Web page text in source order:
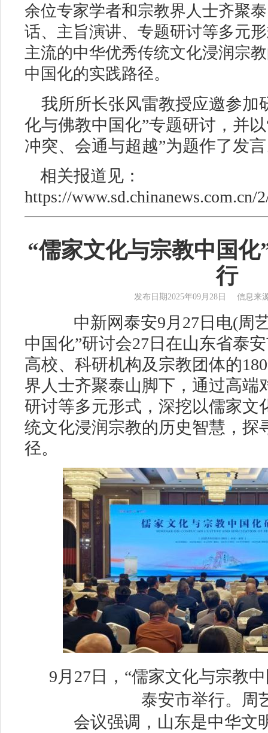
余位专家学者和宗教界人士齐聚
话、主旨演讲、专题研讨等多元
主流的中华优秀传统文化浸润宗
中国化的实践路径。
我所所长张风雷教授应邀参加
化与佛教中国化”专题研讨，并
冲突、会通与超越”为题作了发
相关报道见：
https://www.sd.chinanews.com.cn/
“儒家文化与宗教中国
行
发布日期2025年09月28日 信息来
中新网泰安9月27日电(周
中国化”研讨会27日在山东省泰
高校、科研机构及宗教团体的
界人士齐聚泰山脚下，通过高端
研讨等多元形式，深挖以儒家文
统文化浸润宗教的历史智慧，探
径。
9月27日，“儒家文化与宗教
泰安市举行。周
会议强调，山东是中华文